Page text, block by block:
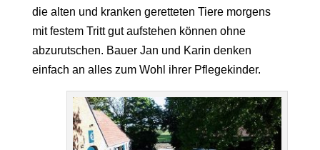
die alten und kranken geretteten Tiere morgens
mit festem Tritt gut aufstehen können ohne
abzurutschen. Bauer Jan und Karin denken
einfach an alles zum Wohl ihrer Pflegekinder.